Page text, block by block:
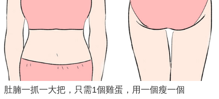
肚腩一抓一大把，只需1個雞蛋，用一個瘦一個